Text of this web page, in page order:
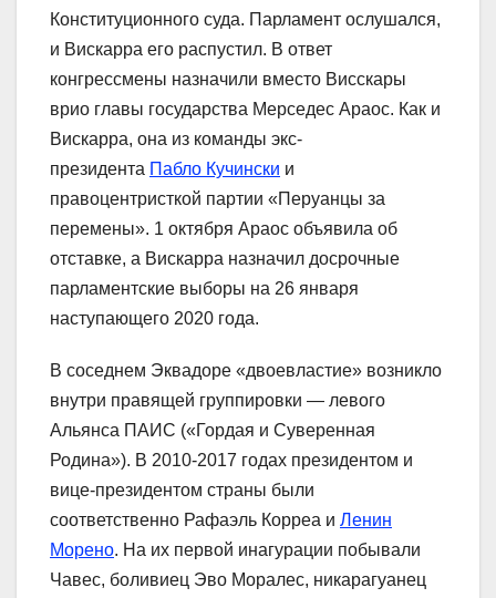
Конституционного суда. Парламент ослушался,
и Вискарра его распустил. В ответ
конгрессмены назначили вместо Висскары
врио главы государства Мерседес Араос. Как и
Вискарра, она из команды экс-
президента Пабло Кучински и
правоцентристкой партии «Перуанцы за
перемены». 1 октября Араос объявила об
отставке, а Вискарра назначил досрочные
парламентские выборы на 26 января
наступающего 2020 года.
В соседнем Эквадоре «двоевластие» возникло
внутри правящей группировки ― левого
Альянса ПАИС («Гордая и Суверенная
Родина»). В 2010-2017 годах президентом и
вице-президентом страны были
соответственно Рафаэль Корреа и Ленин
Морено. На их первой инагурации побывали
Чавес, боливиец Эво Моралес, никарагуанец